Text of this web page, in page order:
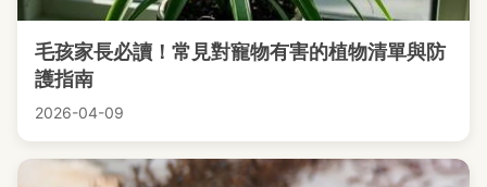
毛孩家長必讀！常見對寵物有害的植物清單與防
護指南
2026-04-09